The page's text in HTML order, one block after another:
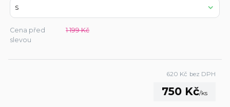
Cena před
slevou
1 199 Kč
750 Kč/ks
620 Kč bez DPH